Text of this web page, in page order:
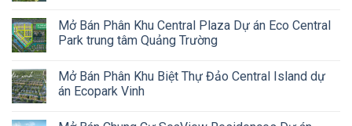
Mở Bán Phân Khu Central Plaza Dự án Eco Central
Park trung tâm Quảng Trường
Mở Bán Phân Khu Biệt Thự Đảo Central Island dự
án Ecopark Vinh